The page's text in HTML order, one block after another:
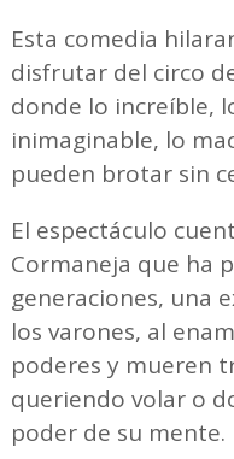
Esta comedia
disfrutar del circo
donde lo increíble,
inimaginable, lo
pueden brotar sin
El espectáculo
Cormaneja que ha
generaciones, una
los varones, al
poderes y mueren
queriendo volar o
poder de su mente.